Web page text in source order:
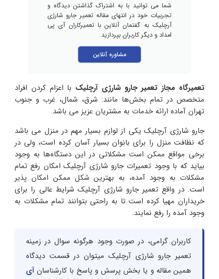
شما می توانید با به اشتراک گذاشتن دیدگاه و
تجربیات خود در انتهای مقاله تعمیر جارو شارژی
آرچلیک به گفتمان آنلاین با تعمیرکاران آی پی
امداد و دیگر کاربران بپردازید.
مشاوره آنلاین
تعمیرگاه مجاز تعمیر جارو شارژی آرچلیک با اعزام کردن افراد
متخصص در تمام بخش‌ها مانند: شرق، شمال، غرب و جنوب
تهران آماده ارائه خدمات به مشتریان عزیز می باشد.
جارو شارژی آرچلیک یکی از لوازم بسیار مهم در منزل می باشد
که نظافت منزل را برای بانوان بسیار آسان کرده است، ولی در
برخی مواقع ممکن است مشکلاتی در این دستگاه‌ها به وجود
بیاید که با وجود تعمیرات جارو شارژی آرچلیک امکان رفع تمام
مشکلات به وجود آمده، به بهترین شکل ممکن امکان پذیر
است. در واقع تعمیر جارو شارژی آرچلیک شرایط عالی را برای
خریداران مهیا کرده است تا به راحتی بتوانند تمام مشکلات به
وجود آمده را رفع نمایند.
کاربران گرامی، در صورت وجود هرگونه سوال در زمینه
تعمیر جارو شارژی آرچلیک میتوان در قسمت دیدگاه
همین مقاله و یا بخش پرسش و پاسخ با کارشناسان آی